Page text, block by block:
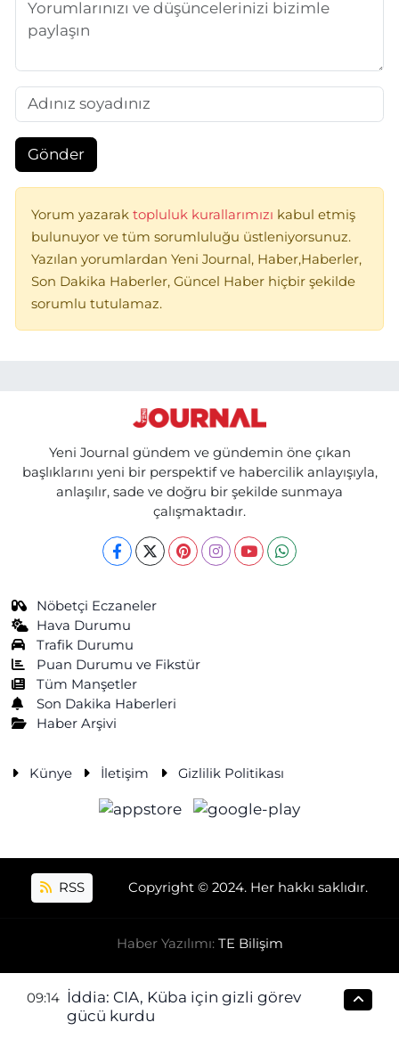
Gönder
Yorum yazarak topluluk kurallarımızı kabul etmiş
bulunuyor ve tüm sorumluluğu üstleniyorsunuz.
Yazılan yorumlardan Yeni Journal, Haber,Haberler,
Son Dakika Haberler, Güncel Haber hiçbir şekilde
sorumlu tutulamaz.
Yeni Journal gündem ve gündemin öne çıkan
başlıklarını yeni bir perspektif ve habercilik anlayışıyla,
anlaşılır, sade ve doğru bir şekilde sunmaya
çalışmaktadır.
Nöbetçi Eczaneler
Hava Durumu
Trafik Durumu
Puan Durumu ve Fikstür
Tüm Manşetler
Son Dakika Haberleri
Haber Arşivi
Künye İletişim Gizlilik Politikası
RSS Copyright © 2024. Her hakkı saklıdır.
Haber Yazılımı: TE Bilişim
09:14 İddia: CIA, Küba için gizli görev
gücü kurdu